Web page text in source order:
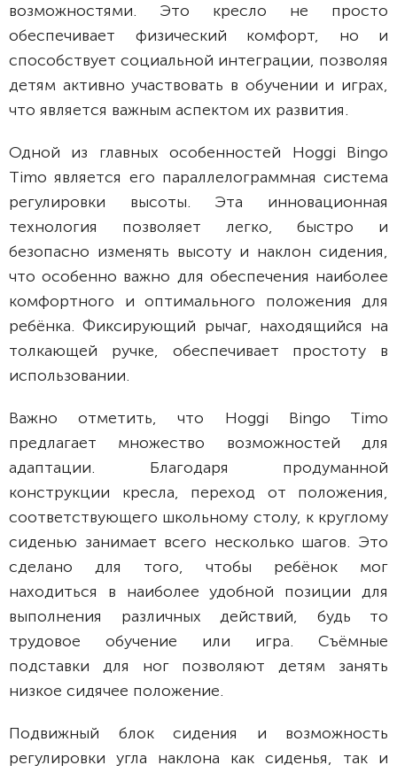
возможностями. Это кресло не просто
обеспечивает физический комфорт, но и
способствует социальной интеграции, позволяя
детям активно участвовать в обучении и играх,
что является важным аспектом их развития.
Одной из главных особенностей Hoggi Bingo
Timo является его параллелограммная система
регулировки высоты. Эта инновационная
технология позволяет легко, быстро и
безопасно изменять высоту и наклон сидения,
что особенно важно для обеспечения наиболее
комфортного и оптимального положения для
ребёнка. Фиксирующий рычаг, находящийся на
толкающей ручке, обеспечивает простоту в
использовании.
Важно отметить, что Hoggi Bingo Timo
предлагает множество возможностей для
адаптации. Благодаря продуманной
конструкции кресла, переход от положения,
соответствующего школьному столу, к круглому
сиденью занимает всего несколько шагов. Это
сделано для того, чтобы ребёнок мог
находиться в наиболее удобной позиции для
выполнения различных действий, будь то
трудовое обучение или игра. Съёмные
подставки для ног позволяют детям занять
низкое сидячее положение.
Подвижный блок сидения и возможность
регулировки угла наклона как сиденья, так и